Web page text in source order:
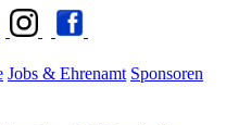
Jobs & Ehrenamt Sponsoren